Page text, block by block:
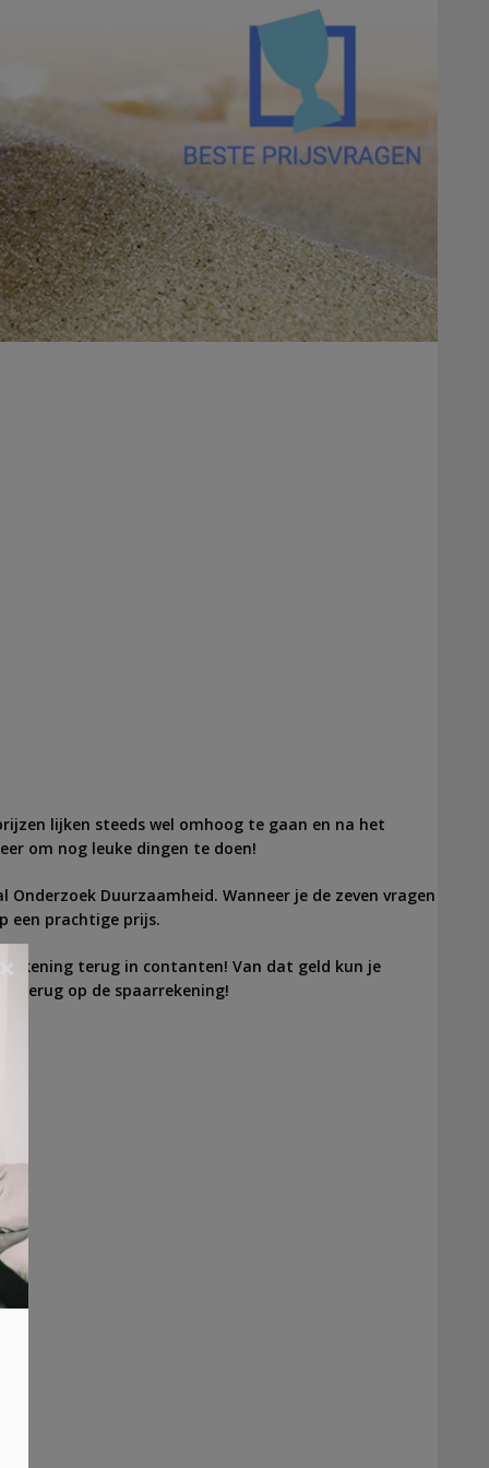
lijken steeds wel omhoog te gaan en na het
om nog leuke dingen te doen!
Duurzaamheid. Wanneer je de zeven vragen
een prachtige prijs.
terug in contanten! Van dat geld kun je
terug op de spaarrekening!
×